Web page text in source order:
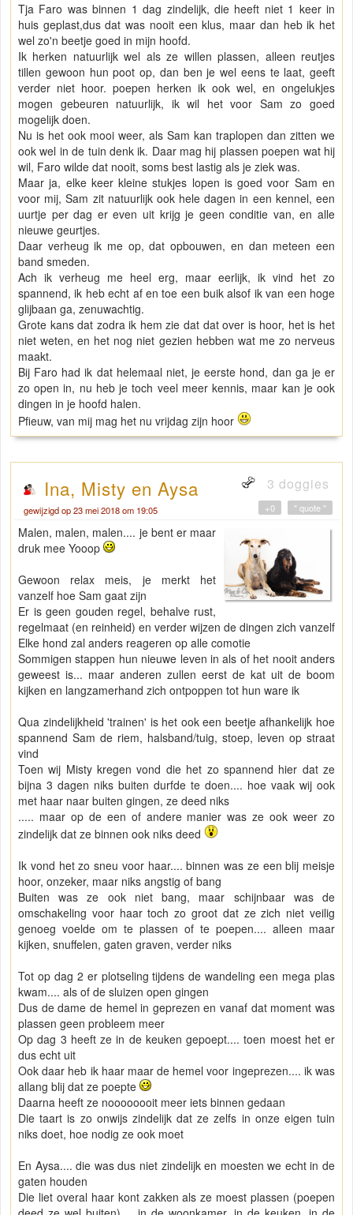
Tja Faro was binnen 1 dag zindelijk, die heeft niet 1 keer in
huis geplast,dus dat was nooit een klus, maar dan heb ik het
wel zo'n beetje goed in mijn hoofd.
Ik herken natuurlijk wel als ze willen plassen, alleen reutjes
tillen gewoon hun poot op, dan ben je wel eens te laat, geeft
verder niet hoor. poepen herken ik ook wel, en ongelukjes
mogen gebeuren natuurlijk, ik wil het voor Sam zo goed
mogelijk doen.
Nu is het ook mooi weer, als Sam kan traplopen dan zitten we
ook wel in de tuin denk ik. Daar mag hij plassen poepen wat hij
wil, Faro wilde dat nooit, soms best lastig als je ziek was.
Maar ja, elke keer kleine stukjes lopen is goed voor Sam en
voor mij, Sam zit natuurlijk ook hele dagen in een kennel, een
uurtje per dag er even uit krijg je geen conditie van, en alle
nieuwe geurtjes.
Daar verheug ik me op, dat opbouwen, en dan meteen een
band smeden.
Ach ik verheug me heel erg, maar eerlijk, ik vind het zo
spannend, ik heb echt af en toe een buik alsof ik van een hoge
glijbaan ga, zenuwachtig.
Grote kans dat zodra ik hem zie dat dat over is hoor, het is het
niet weten, en het nog niet gezien hebben wat me zo nerveus
maakt.
Bij Faro had ik dat helemaal niet, je eerste hond, dan ga je er
zo open in, nu heb je toch veel meer kennis, maar kan je ook
dingen in je hoofd halen.
Pfieuw, van mij mag het nu vrijdag zijn hoor
Ina, Misty en Aysa 3 doggies
gewijzigd op 23 mei 2018 om 19:05 " quote "
+0
Malen, malen, malen.... je bent er maar
druk mee Yooop
Gewoon relax meis, je merkt het
vanzelf hoe Sam gaat zijn
Er is geen gouden regel, behalve rust,
regelmaat (en reinheid) en verder wijzen de dingen zich vanzelf
Elke hond zal anders reageren op alle comotie
Sommigen stappen hun nieuwe leven in als of het nooit anders
geweest is... maar anderen zullen eerst de kat uit de boom
kijken en langzamerhand zich ontpoppen tot hun ware ik
Qua zindelijkheid 'trainen' is het ook een beetje afhankelijk hoe
spannend Sam de riem, halsband/tuig, stoep, leven op straat
vind
Toen wij Misty kregen vond die het zo spannend hier dat ze
bijna 3 dagen niks buiten durfde te doen.... hoe vaak wij ook
met haar naar buiten gingen, ze deed niks
..... maar op de een of andere manier was ze ook weer zo
zindelijk dat ze binnen ook niks deed
Ik vond het zo sneu voor haar.... binnen was ze een blij meisje
hoor, onzeker, maar niks angstig of bang
Buiten was ze ook niet bang, maar schijnbaar was de
omschakeling voor haar toch zo groot dat ze zich niet veilig
genoeg voelde om te plassen of te poepen.... alleen maar
kijken, snuffelen, gaten graven, verder niks
Tot op dag 2 er plotseling tijdens de wandeling een mega plas
kwam.... als of de sluizen open gingen
Dus de dame de hemel in geprezen en vanaf dat moment was
plassen geen probleem meer
Op dag 3 heeft ze in de keuken gepoept.... toen moest het er
dus echt uit
Ook daar heb ik haar maar de hemel voor ingeprezen.... ik was
allang blij dat ze poepte
Daarna heeft ze noooooooit meer iets binnen gedaan
Die taart is zo onwijs zindelijk dat ze zelfs in onze eigen tuin
niks doet, hoe nodig ze ook moet
En Aysa.... die was dus niet zindelijk en moesten we echt in de
gaten houden
Die liet overal haar kont zakken als ze moest plassen (poepen